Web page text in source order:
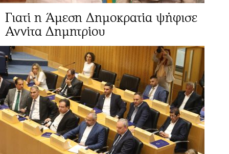
Γιατί η Άμεση Δημοκρατία ψήφισε
Αννίτα Δημητρίου